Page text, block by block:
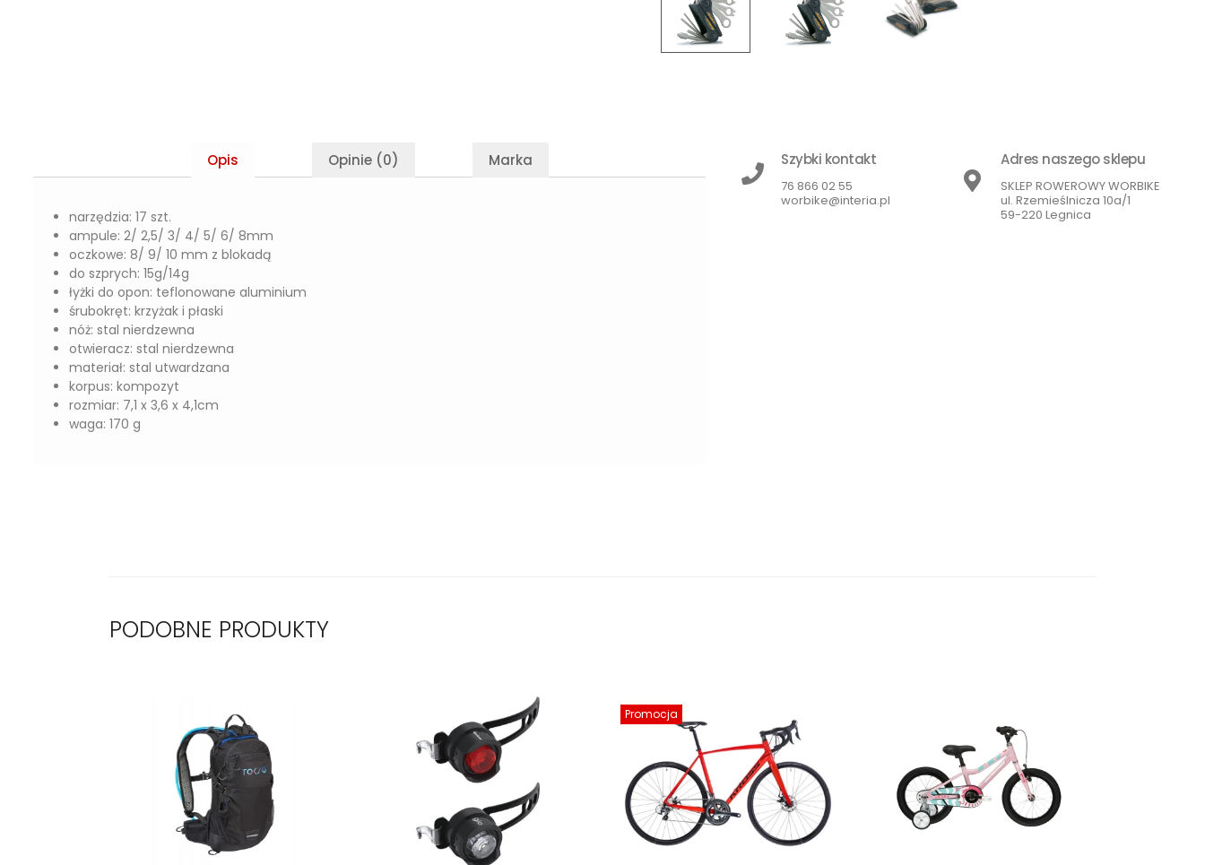
Opis Opinie (0) Marka
narzędzia: 17 szt.
ampule: 2/ 2,5/ 3/ 4/ 5/ 6/ 8mm
oczkowe: 8/ 9/ 10 mm z blokadą
do szprych: 15g/14g
łyżki do opon: teflonowane aluminium
śrubokręt: krzyżak i płaski
nóż: stal nierdzewna
otwieracz: stal nierdzewna
materiał: stal utwardzana
korpus: kompozyt
rozmiar: 7,1 x 3,6 x 4,1cm
waga: 170 g
Szybki kontakt
76 866 02 55
worbike@interia.pl
Adres naszego sklepu
SKLEP ROWEROWY WORBIKE
ul. Rzemieślnicza 10a/1
59-220 Legnica
PODOBNE PRODUKTY
Promocja